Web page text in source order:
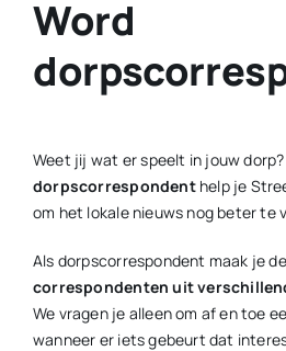
Word
Weet jij wat er speelt in jouw dorp?
dorpscorrespondenthelp je
om het lokale nieuws nog beter te
Als dorpscorrespondent maak je
correspondenten uit
We vragen je alleen om af en toe
wanneer er iets gebeurt dat